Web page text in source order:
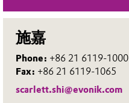
施嘉
Phone: +86 21 6119-1000
Fax: +86 21 6119-1065
scarlett.shi@evonik.com